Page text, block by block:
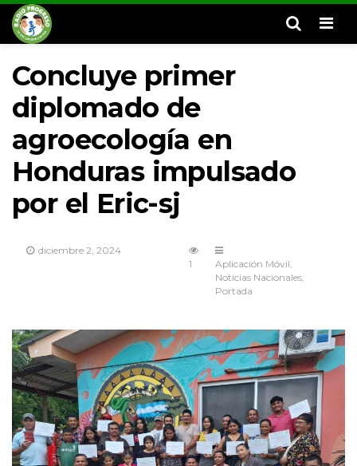
Concluye primer
diplomado de
agroecología en
Honduras impulsado
por el Eric-sj
diciembre 2, 2024
1
Aplicación Móvil
Noticias Nacionales
Portada